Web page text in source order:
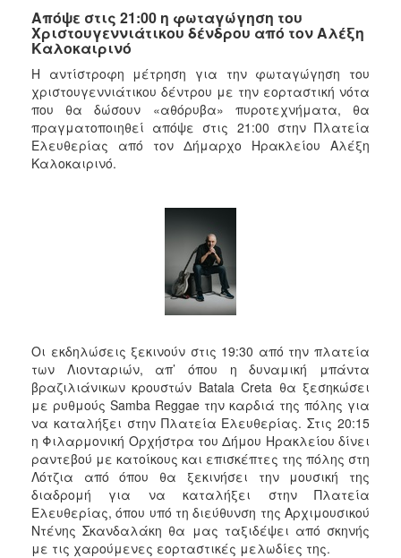
ΕΠΙΣΚΕΠΤΗΣ
ΗΡΑΚΛΕΙΟ
Απόψε στις 21:00 η φωταγώγηση του
Χριστουγεννιάτικου δένδρου από τον Αλέξη
Καλοκαιρινό
Η αντίστροφη μέτρηση για την φωταγώγηση του
χριστουγεννιάτικου δέντρου με την εορταστική νότα
που θα δώσουν «αθόρυβα» πυροτεχνήματα, θα
πραγματοποιηθεί απόψε στις 21:00 στην Πλατεία
Ελευθερίας από τον Δήμαρχο Ηρακλείου Αλέξη
Καλοκαιρινό.
Οι εκδηλώσεις ξεκινούν στις 19:30 από την πλατεία
των Λιονταριών, απ’ όπου η δυναμική μπάντα
βραζιλιάνικων κρουστών Batala Creta θα ξεσηκώσει
με ρυθμούς Samba Reggae την καρδιά της πόλης για
να καταλήξει στην Πλατεία Ελευθερίας. Στις 20:15
η Φιλαρμονική Ορχήστρα του Δήμου Ηρακλείου δίνει
ραντεβού με κατοίκους και επισκέπτες της πόλης στη
Λότζια από όπου θα ξεκινήσει την μουσική της
διαδρομή για να καταλήξει στην Πλατεία
Ελευθερίας, όπου υπό τη διεύθυνση της Αρχιμουσικού
Ντένης Σκανδαλάκη θα μας ταξιδέψει από σκηνής
με τις χαρούμενες εορταστικές μελωδίες της.